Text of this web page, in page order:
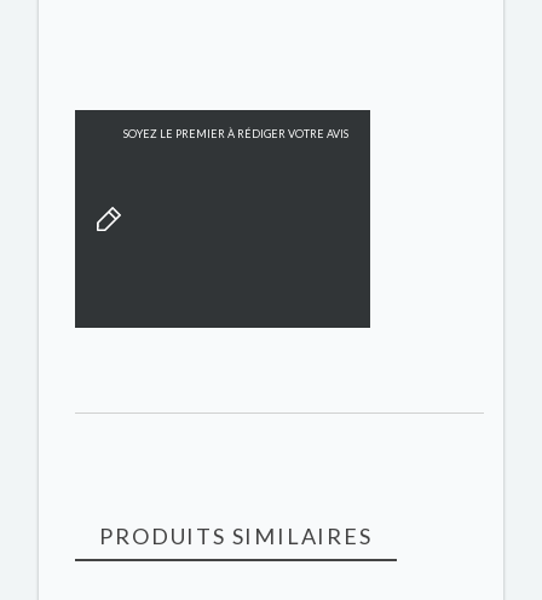
SOYEZ LE PREMIER À RÉDIGER VOTRE AVIS
PRODUITS SIMILAIRES